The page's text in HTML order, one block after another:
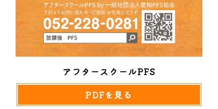
アフタースクールPFS
PDFを見る